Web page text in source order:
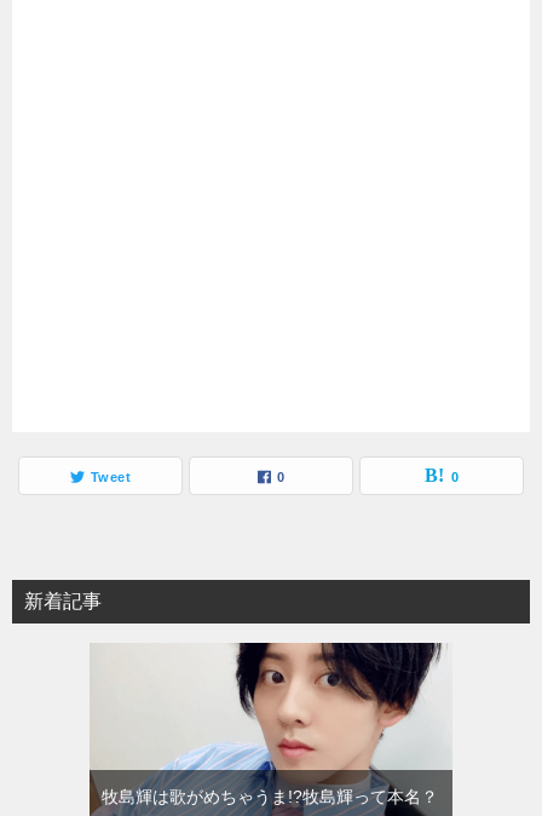
Tweet 0 0
新着記事
牧島輝は歌がめちゃうま!?牧島輝って本名？